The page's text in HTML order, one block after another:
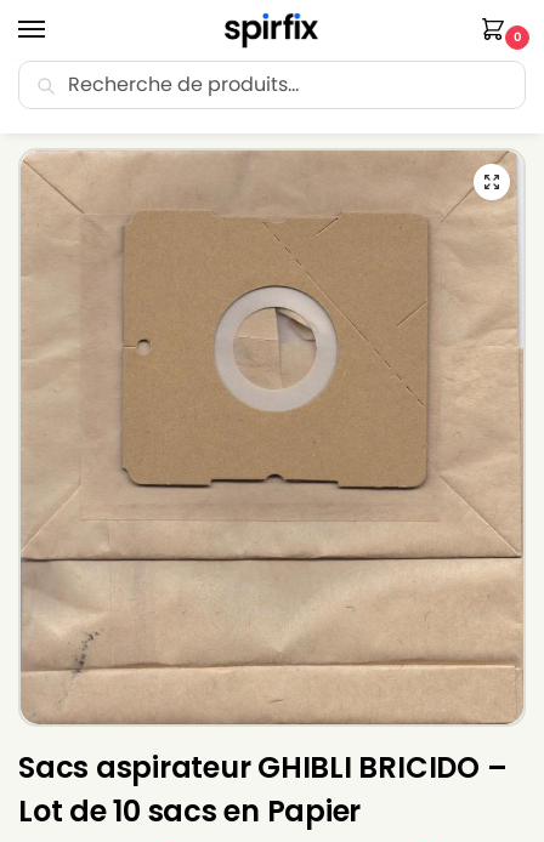
0
🚚 Livraison Point Relais offerte dès 30€ d’achat.
Sacs aspirateur GHIBLI BRICIDO –
Lot de 10 sacs en Papier